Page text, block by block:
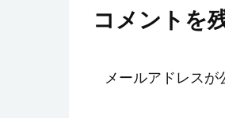
コメントを
メールアドレスが